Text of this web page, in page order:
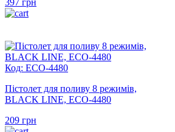
397 грн
Код: ECO-4480
Пістолет для поливу 8 режимів,
BLACK LINE, ECO-4480
209 грн